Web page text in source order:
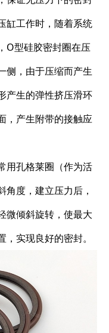
缸工作时，随着系统
O型硅胶密封圈在压
侧，由于压缩而产生
产生的弹性挤压滑环
，产生附带的接触应
用孔格莱圈（作为活
度，建立压力后，
微倾斜旋转，使最大
实现良好的密封。